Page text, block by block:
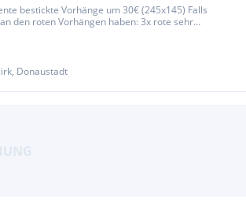
bestickte Vorhänge um 30€ (245x145) Falls
den roten Vorhängen haben: 3x rote sehr
Donaustadt